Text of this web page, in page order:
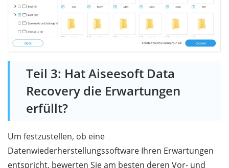
Teil 3: Hat Aiseesoft Data
Recovery die Erwartungen
erfüllt?
Um festzustellen, ob eine
Datenwiederherstellungssoftware Ihren Erwartungen
entspricht, bewerten Sie am besten deren Vor- und